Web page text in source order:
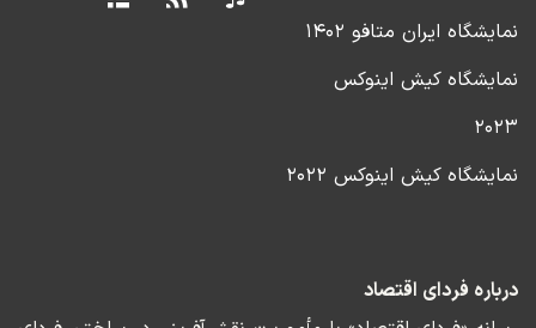
نمایشگاه ایران متافو ۱۴۰۲
نمایشگاه کیش اینوکس
۲۰۲۳
نمایشگاه کیش اینوکس ۲۰۲۲
درباره فردای اقتصاد